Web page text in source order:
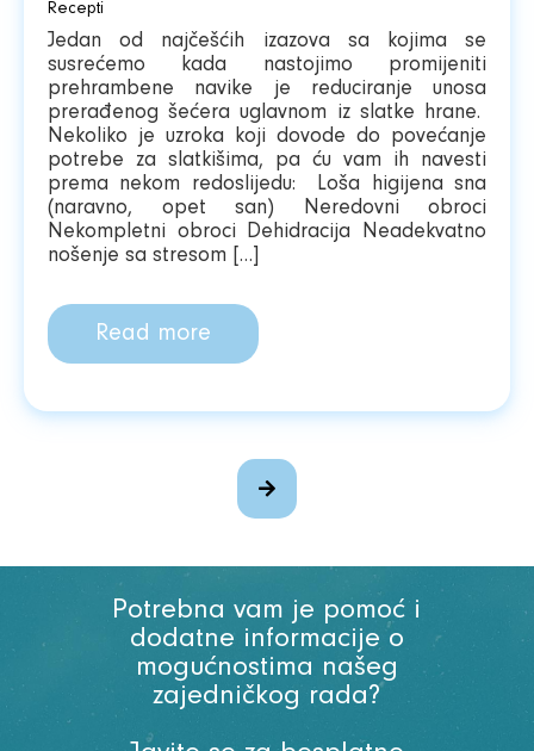
Recepti
Jedan od najčešćih izazova sa kojima se
susrećemo kada nastojimo promijeniti
prehrambene navike je reduciranje unosa
prerađenog šećera uglavnom iz slatke hrane.
Nekoliko je uzroka koji dovode do povećanje
potrebe za slatkišima, pa ću vam ih navesti
prema nekom redoslijedu: Loša higijena sna
(naravno, opet san) Neredovni obroci
Nekompletni obroci Dehidracija Neadekvatno
nošenje sa stresom […]
Read more
Potrebna vam je pomoć i
dodatne informacije o
mogućnostima našeg
zajedničkog rada?